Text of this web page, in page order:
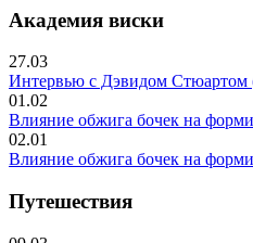
Академия виски
27.03
Интервью с Дэвидом Стюартом
01.02
Влияние обжига бочек на
02.01
Влияние обжига бочек на
Путешествия